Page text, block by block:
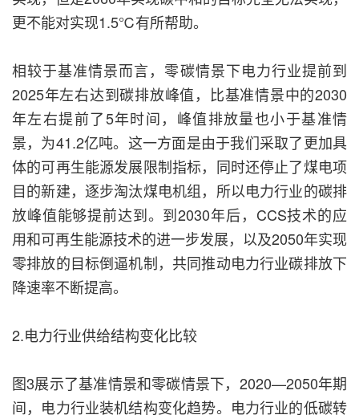
更不能对实现1.5℃有所帮助。
相较于基准情景而言，零碳情景下电力行业提前到
2025年左右达到碳排放峰值，比基准情景中的2030
年左右提前了5年时间，峰值排放量也小于基准情
景，为41.2亿吨。这一方面是由于我们采取了更加具
体的可再生能源发展限制指标，同时还停止了煤电项
目的新建，逐步淘汰煤电机组，所以电力行业的碳排
放峰值能够提前达到。到2030年后，CCS技术的应
用和可再生能源技术的进一步发展，以及2050年实现
零排放的目标倒逼机制，共同推动电力行业碳排放下
降速率不断提高。
2.电力行业供给结构变化比较
图3展示了基准情景和零碳情景下，2020—2050年期
间，电力行业装机结构变化趋势。电力行业的低碳转